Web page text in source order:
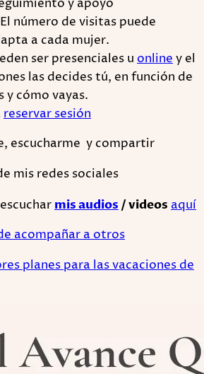
y apoyo
número de visitas puede
a cada mujer.
ser presenciales u onliney el
las decides tú, en función de
y cómo vayas.
reservar sesión
escucharme y compartir
mis redes sociales
mis audios / videos aquí
acompañar a otros
planes para las vacaciones de